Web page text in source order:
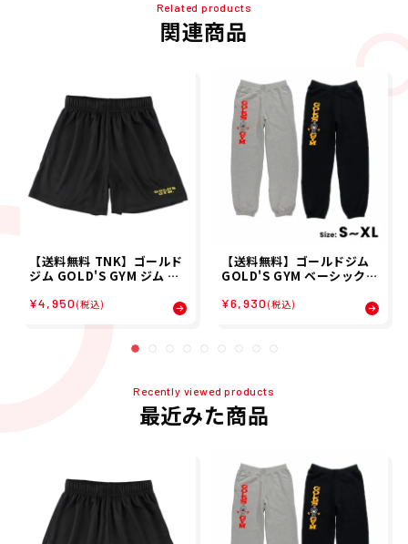
Related products
関連商品
【送料無料 TNK】ゴールド
ジム GOLD'S GYM ジム フ
トムス ショート ハーフ パン
ツ 短パン ドライメッシュ シ
ョート パンツ G7740 メン
ズ 男性 23HO 秋冬
¥4,950 (税込)
【送料無料】ゴールドジム
GOLD'S GYM ベーシックス
フィットネス トレーニング
ボトムス ロング パンツ 長ズ
¥6,930 (税込)
Recently viewed products
最近みた商品